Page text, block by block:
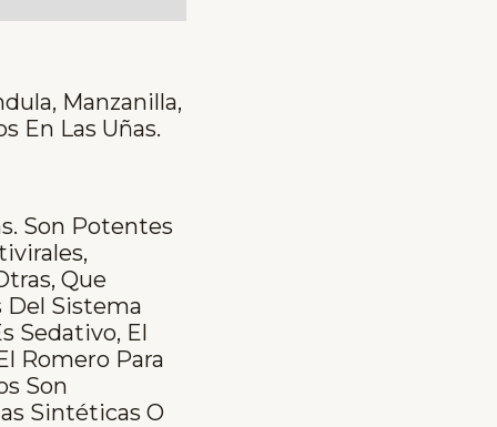
Manzanilla,
En Las Uñas.
Son Potentes
Que
Del Sistema
Sedativo, El
Romero Para
Son
Sintéticas O